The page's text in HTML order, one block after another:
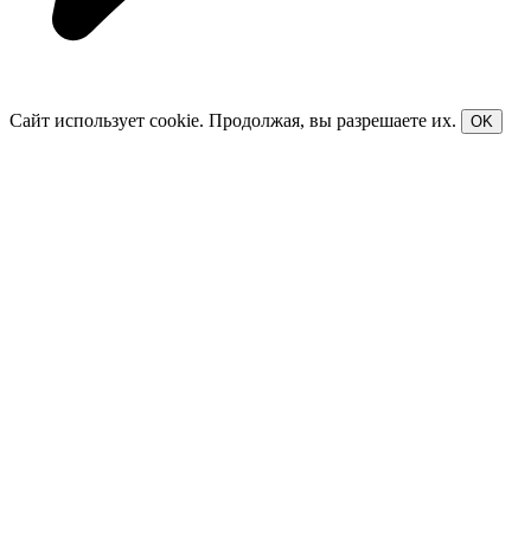
Сайт использует cookie. Продолжая, вы разрешаете их. OK